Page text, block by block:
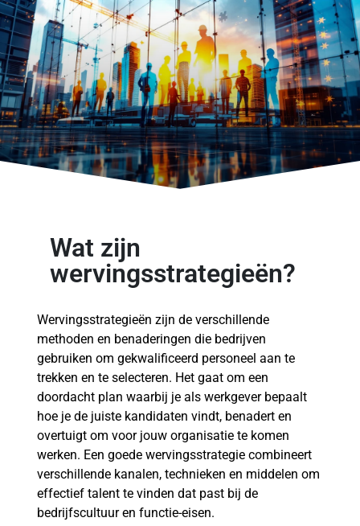
Wat zijn
wervingsstrategieën?
Wervingsstrategieën zijn de verschillende
methoden en benaderingen die bedrijven
gebruiken om gekwalificeerd personeel aan te
trekken en te selecteren. Het gaat om een
doordacht plan waarbij je als werkgever bepaalt
hoe je de juiste kandidaten vindt, benadert en
overtuigt om voor jouw organisatie te komen
werken. Een goede wervingsstrategie combineert
verschillende kanalen, technieken en middelen om
effectief talent te vinden dat past bij de
bedrijfscultuur en functie-eisen.